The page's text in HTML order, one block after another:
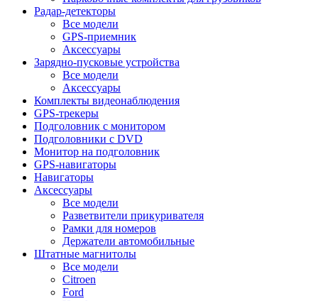
Радар-детекторы
Все модели
GPS-приемник
Аксессуары
Зарядно-пусковые устройства
Все модели
Аксессуары
Комплекты видеонаблюдения
GPS-трекеры
Подголовник с монитором
Подголовники с DVD
Монитор на подголовник
GPS-навигаторы
Навигаторы
Аксессуары
Все модели
Разветвители прикуривателя
Рамки для номеров
Держатели автомобильные
Штатные магнитолы
Все модели
Citroen
Ford